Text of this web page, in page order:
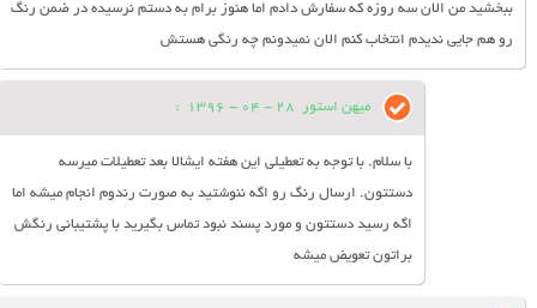
ببخشید من الان سه روزه که سفارش دادم اما هنوز برام به دستم نرسیده در ضمن رنگ
رو هم جایی ندیدم انتخاب کنم الان نمیدونم چه رنگی هستش
میهن استور 28 - 04 - 1396
:
با سلام. با توجه به تعطیلی این هفته ایشالا بعد تعطیلات میرسه
دستتون. ارسال رنگ رو اگه ننوشتید به صورت رندوم انجام میشه اما
اگه رسید دستتون و مورد پسند نبود تماس بگیرید با پشتیبانی رنگش
براتون تعویض میشه